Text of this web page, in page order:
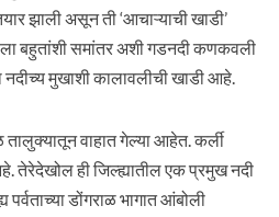
झाली असून ती ‘आचाऱ्याची खाडी’
बहुतांशी समांतर अशी गडनदी कणकवली
नदीच्य मुखाशी कालावलीची खाडी आहे.
वाहात गेल्या आहेत. कर्ली
तेरेदेखोल ही जिल्ह्यातील एक प्रमुख नदी
डोंगराळ भागात आंबोली